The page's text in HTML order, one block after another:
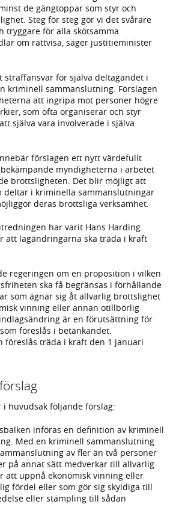
de gängtoppar som styr och
Steg för steg gör vi det svårare
tryggare för alla skötsamma
om rättvisa, säger justitieminister
straffansvar för själva deltagandet i
kriminell sammanslutning. Förslagen
att ingripa mot personer högre
som ofta organiserar och styr
själva vara involverade i själva
förslagen ett nytt värdefullt
myndigheterna i arbetet
brottsligheten. Det blir möjligt att
deltar i kriminella sammanslutningar
deras brottsliga verksamhet.
har varit Hans Harding.
att lagändringarna ska träda i kraft
regeringen om en proposition i vilken
ska få begränsas i förhållande
som ägnar sig åt allvarlig brottslighet
vinning eller annan otillbörlig
är en förutsättning för
föreslås i betänkandet.
föreslås träda i kraft den 1 januari
huvudsak följande förslag:
införas en definition av kriminell
Med en kriminell sammanslutning
av fler än två personer
på annat sätt medverkar till allvarlig
att uppnå ekonomisk vinning eller
fördel eller som gör sig skyldiga till
eller stämpling till sådan